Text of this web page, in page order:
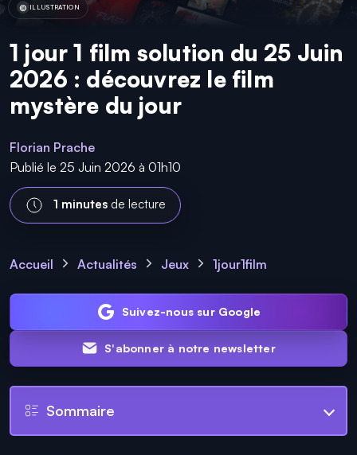
ILLUSTRATION
1 jour 1 film solution du 25 Juin
2026 : découvrez le film
mystère du jour
Florian Prache
Publié le 25 Juin 2026 à 01h10
1 minutes de lecture
Accueil Actualités Jeux 1jour1film
Suivez-nous sur Google
S'abonner à notre newsletter
Sommaire